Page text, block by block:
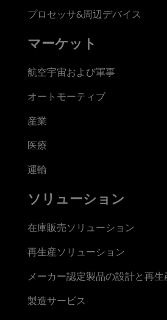
プロセッサ&周辺デバイス
マーケット
航空宇宙および軍事
オートモーティブ
産業
医療
運輸
ソリューション
在庫販売ソリューション
再生産ソリューション
メーカー認定製品の設計と再生
製造サービス